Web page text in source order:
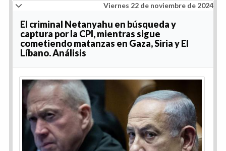
Viernes 22 de noviembre de 2024
El criminal Netanyahu en búsqueda y
captura por la CPI, mientras sigue
cometiendo matanzas en Gaza, Siria y El
Líbano. Análisis